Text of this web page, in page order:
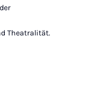
Theatralität.